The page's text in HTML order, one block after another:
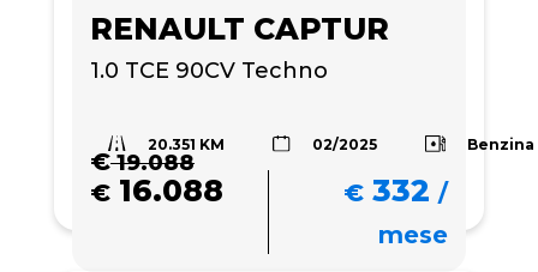
RENAULT CAPTUR
1.0 TCE 90CV Techno
20.351 KM 02/2025 Benzina
€19.088
€ 16.088 € 332 /
mese